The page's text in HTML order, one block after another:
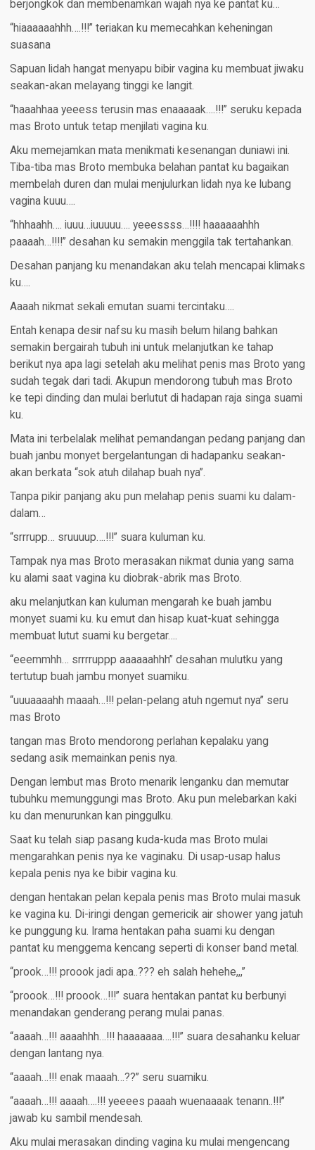
berjongkok dan membenamkan wajah nya ke pantat ku…
“hiaaaaaahhh….!!!” teriakan ku memecahkan keheningan
suasana
Sapuan lidah hangat menyapu bibir vagina ku membuat jiwaku
seakan-akan melayang tinggi ke langit.
“haaahhaa yeeess terusin mas enaaaaak….!!!” seruku kepada
mas Broto untuk tetap menjilati vagina ku.
Aku memejamkan mata menikmati kesenangan duniawi ini.
Tiba-tiba mas Broto membuka belahan pantat ku bagaikan
membelah duren dan mulai menjulurkan lidah nya ke lubang
vagina kuuu….
“hhhaahh…. iuuu…iuuuuu…. yeeessss…!!!! haaaaaahhh
paaaah…!!!!” desahan ku semakin menggila tak tertahankan.
Desahan panjang ku menandakan aku telah mencapai klimaks
ku….
Aaaah nikmat sekali emutan suami tercintaku….
Entah kenapa desir nafsu ku masih belum hilang bahkan
semakin bergairah tubuh ini untuk melanjutkan ke tahap
berikut nya apa lagi setelah aku melihat penis mas Broto yang
sudah tegak dari tadi. Akupun mendorong tubuh mas Broto
ke tepi dinding dan mulai berlutut di hadapan raja singa suami
ku.
Mata ini terbelalak melihat pemandangan pedang panjang dan
buah janbu monyet bergelantungan di hadapanku seakan-
akan berkata “sok atuh dilahap buah nya”.
Tanpa pikir panjang aku pun melahap penis suami ku dalam-
dalam…
“srrrupp… sruuuup….!!!” suara kuluman ku.
Tampak nya mas Broto merasakan nikmat dunia yang sama
ku alami saat vagina ku diobrak-abrik mas Broto.
aku melanjutkan kan kuluman mengarah ke buah jambu
monyet suami ku. ku emut dan hisap kuat-kuat sehingga
membuat lutut suami ku bergetar….
“eeemmhh… srrrruppp aaaaaahhh” desahan mulutku yang
tertutup buah jambu monyet suamiku.
“uuuaaaahh maaah…!!! pelan-pelang atuh ngemut nya” seru
mas Broto
tangan mas Broto mendorong perlahan kepalaku yang
sedang asik memainkan penis nya.
Dengan lembut mas Broto menarik lenganku dan memutar
tubuhku memunggungi mas Broto. Aku pun melebarkan kaki
ku dan menurunkan kan pinggulku.
Saat ku telah siap pasang kuda-kuda mas Broto mulai
mengarahkan penis nya ke vaginaku. Di usap-usap halus
kepala penis nya ke bibir vagina ku.
dengan hentakan pelan kepala penis mas Broto mulai masuk
ke vagina ku. Di-iringi dengan gemericik air shower yang jatuh
ke punggung ku. Irama hentakan paha suami ku dengan
pantat ku menggema kencang seperti di konser band metal.
“prook…!!! proook jadi apa..??? eh salah hehehe,,,”
“proook…!!! proook…!!!” suara hentakan pantat ku berbunyi
menandakan genderang perang mulai panas.
“aaaah…!!! aaaahhh…!!! haaaaaaa….!!!” suara desahanku keluar
dengan lantang nya.
“aaaah…!!! enak maaah…??” seru suamiku.
“aaaah…!!! aaaah….!!! yeeees paaah wuenaaaak tenann..!!!”
jawab ku sambil mendesah.
Aku mulai merasakan dinding vagina ku mulai mengencang